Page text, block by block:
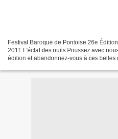
Festival Baroque de Pontoise 26e
2011 L'éclat des nuits Poussez avec
édition et abandonnez-vous à ces belles